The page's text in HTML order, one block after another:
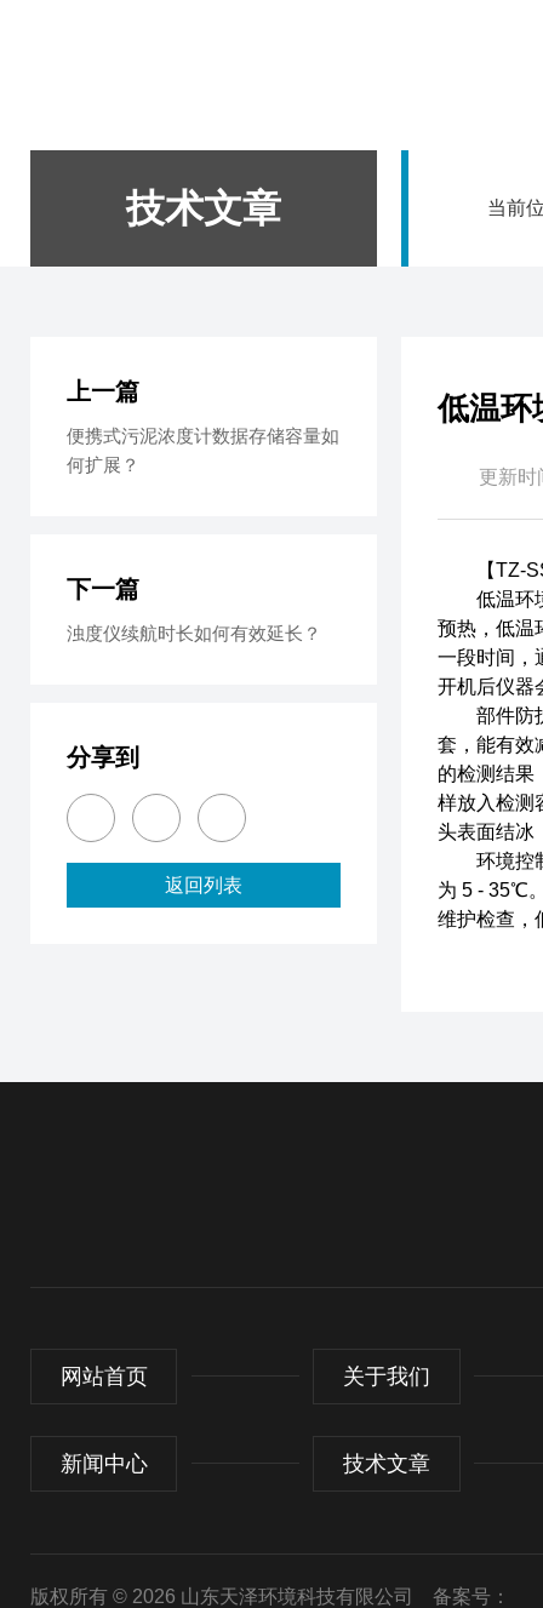
技术文章 当前
低温环
更新时
【TZ-
低温环境
预热，低温
一段时间，
开机后仪器
部件防护
套，能有效
的检测结果
样放入检测
头表面结冰
环境控制
为 5 - 35℃
维护检查，
上一篇
便携式污泥浓度计数据存储容量如
何扩展？
下一篇
浊度仪续航时长如何有效延长？
分享到
返回列表
网站首页 关于我们
新闻中心 技术文章
版权所有 © 2026 山东天泽环境科技有限公司 备案号：